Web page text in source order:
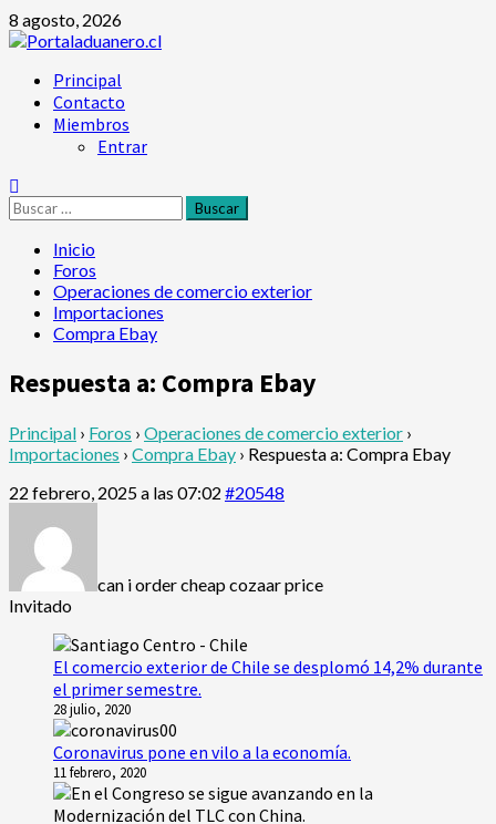
Saltar
al
8 agosto, 2026
Menú
principal
Principal
Contacto
Miembros
Entrar
Buscar:
Inicio
Foros
Operaciones de comercio exterior
Importaciones
Compra Ebay
Respuesta a: Compra Ebay
Principal › Foros › Operaciones de comercio exterior ›
Importaciones › Compra Ebay › Respuesta a: Compra Ebay
22 febrero, 2025 a las 07:02 #20548
can i order cheap cozaar price
Invitado
El comercio exterior de Chile se desplomó 14,2% durante
el primer semestre.
28 julio, 2020
Coronavirus pone en vilo a la economía.
11 febrero, 2020